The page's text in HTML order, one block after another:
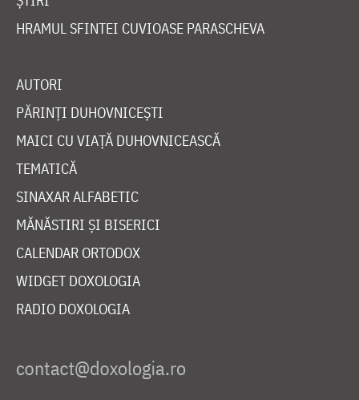
HRAMUL SFINTEI CUVIOASE PARASCHEVA
AUTORI
PĂRINȚI DUHOVNICEȘTI
MAICI CU VIAȚĂ DUHOVNICEASCĂ
TEMATICĂ
SINAXAR ALFABETIC
MĂNĂSTIRI ȘI BISERICI
CALENDAR ORTODOX
WIDGET DOXOLOGIA
RADIO DOXOLOGIA